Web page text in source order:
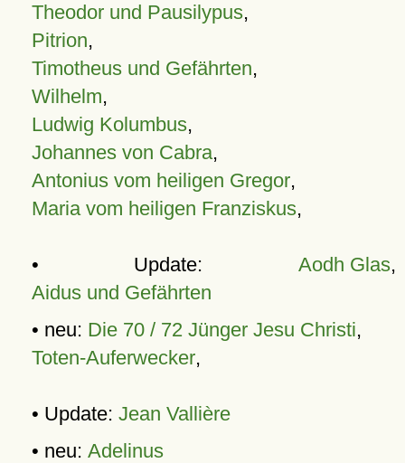
Theodor und Pausilypus,
Pitrion,
Timotheus und Gefährten,
Wilhelm,
Ludwig Kolumbus,
Johannes von Cabra,
Antonius vom heiligen Gregor,
Maria vom heiligen Franziskus,
• Update: Aodh Glas,
Aidus und Gefährten
• neu: Die 70 / 72 Jünger Jesu Christi,
Toten-Auferwecker,
• Update: Jean Vallière
• neu: Adelinus